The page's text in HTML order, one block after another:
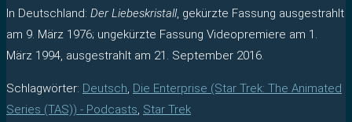
In Deutschland: Der Liebeskristall, gekürzte Fassung ausgestrahlt
am 9. März 1976; ungekürzte Fassung Videopremiere am 1.
März 1994, ausgestrahlt am 21. September 2016.
Schlagwörter: Deutsch, Die Enterprise (Star Trek: The Animated
Series (TAS)) - Podcasts, Star Trek